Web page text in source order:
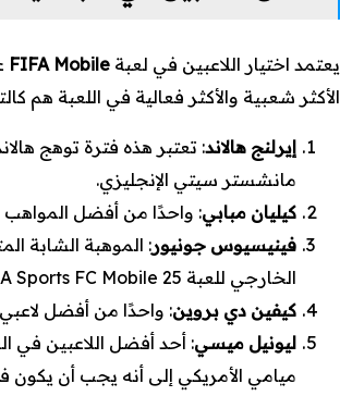
يعتمد اختيار اللاعبين في لعبة FIFA Mobile
الأكثر شعبية والأكثر فعالية في اللعبة هم
إيرلنج هالاند: تعتبر هذه فترة توهج
مانشستر سيتي الإنجليزي.
كيليان مبابي: واحدًا من أفضل المواهب
فينيسيوس جونيور: الموهبة الشابة
الخارجي للعبة EA Sports FC Mobile 25.
كيفين دي بروين: واحدًا من أفضل
ليونيل ميسي: أحد أفضل اللاعبين في
ميامي الأمريكي إلى أنه يجب أن يكون